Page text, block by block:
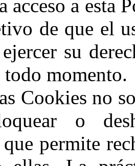
acceso a esta
de que el
ejercer su
momento.
Cookies no
o
permite